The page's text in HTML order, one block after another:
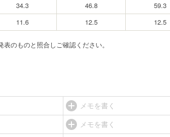
34.3 46.8 59.3
11.6 12.5 12.5
のものと照合しご確認ください。
メモを書く
メモを書く